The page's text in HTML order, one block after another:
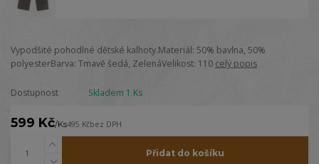
Vypodšité pohodlné dětské kalhoty.Materiál: 50% bavlna, 50%
polyesterBarva: Tmavě šedá, ZelenáVelikost: 110 celý popis
Dostupnost Skladem 1 Ks
599 Kč/Ks495 Kčbez DPH
Přidat do košíku